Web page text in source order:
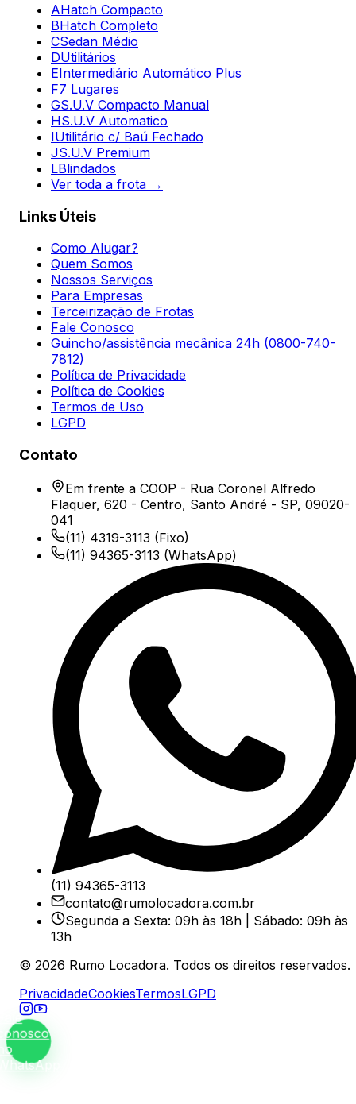
AHatch Compacto
BHatch Completo
CSedan Médio
DUtilitários
EIntermediário Automático Plus
F7 Lugares
GS.U.V Compacto Manual
HS.U.V Automatico
IUtilitário c/ Baú Fechado
JS.U.V Premium
LBlindados
Ver toda a frota →
Links Úteis
Como Alugar?
Quem Somos
Nossos Serviços
Para Empresas
Terceirização de Frotas
Fale Conosco
Guincho/assistência mecânica 24h (0800-740-
7812)
Política de Privacidade
Política de Cookies
Termos de Uso
LGPD
Contato
Em frente a COOP - Rua Coronel Alfredo
Flaquer, 620 - Centro, Santo André - SP, 09020-
041
(11) 4319-3113 (Fixo)
(11) 94365-3113 (WhatsApp)
(11) 94365-3113
contato@rumolocadora.com.br
Segunda a Sexta: 09h às 18h | Sábado: 09h às
13h
© 2026 Rumo Locadora. Todos os direitos reservados.
PrivacidadeCookiesTermosLGPD